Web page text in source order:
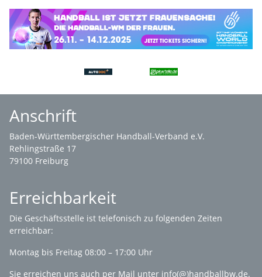
Anschrift
Baden-Württembergischer Handball-Verband e.V.
Rehlingstraße 17
79100 Freiburg
Erreichbarkeit
Die Geschäftsstelle ist telefonisch zu folgenden Zeiten
erreichbar:
Montag bis Freitag 08:00 – 17:00 Uhr
Sie erreichen uns auch per Mail unter info(@)handballbw.de.